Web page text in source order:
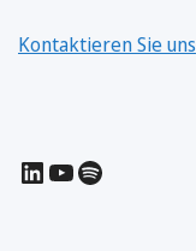
Kontaktieren Sie uns
LinkedIn
YouTube
Spotify